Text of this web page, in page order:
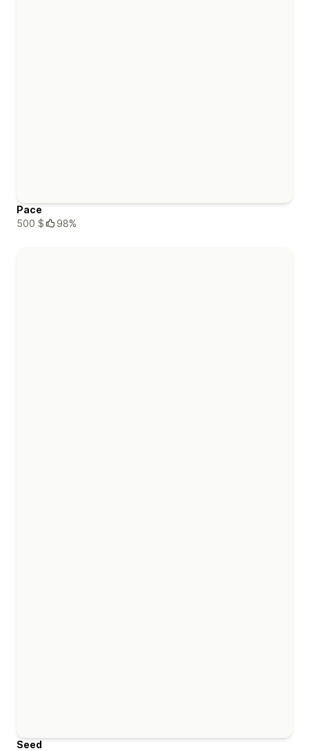
Pace
500 $
98%
Seed